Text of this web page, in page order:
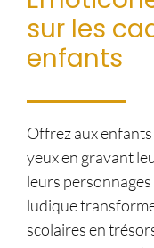
sur les
enfants
Offrez aux
yeux en gravant
leurs
ludique
scolaires en